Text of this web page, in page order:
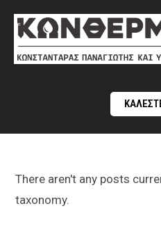
There aren't any posts
taxonomy.